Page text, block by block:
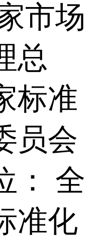
市场
总
标准
员会
：
全
准化